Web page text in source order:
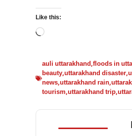
Like this:
Loading…
auli uttarakhand,floods in
beauty,uttarakhand disaster,
news,uttarakhand rain,
tourism,uttarakhand trip,